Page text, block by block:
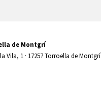
de Montgrí
Vila, 1 · 17257 Torroella de Montgrí